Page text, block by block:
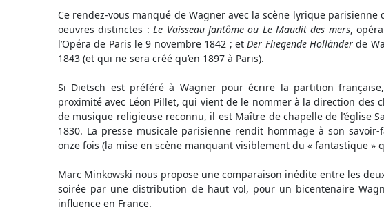
Ce rendez-vous manqué de Wagner avec la scène lyrique
oeuvres distinctes :Le Vaisseau fantôme ou Le Maudit des mers,
l’Opéra de Paris le 9 novembre 1842 ; etDer Fliegende Holländer de
1843 (et qui ne sera créé qu’en 1897 à Paris).
Si Dietsch est préféré à Wagner pour écrire la partition française,
proximité avec Léon Pillet, qui vient de le nommer à la direction des
de musique religieuse reconnu, il est Maître de chapelle de l’église
1830. La presse musicale parisienne rendit hommage à son
onze fois (la mise en scène manquant visiblement du « fantastique »
Marc Minkowski nous propose une comparaison inédite entre les
soirée par une distribution de haut vol, pour un bicentenaire
influence en France.